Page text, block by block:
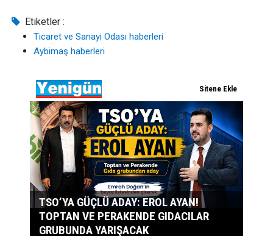
Etiketler :
Ticaret ve Sanayi Odası haberleri
Aybimaş haberleri